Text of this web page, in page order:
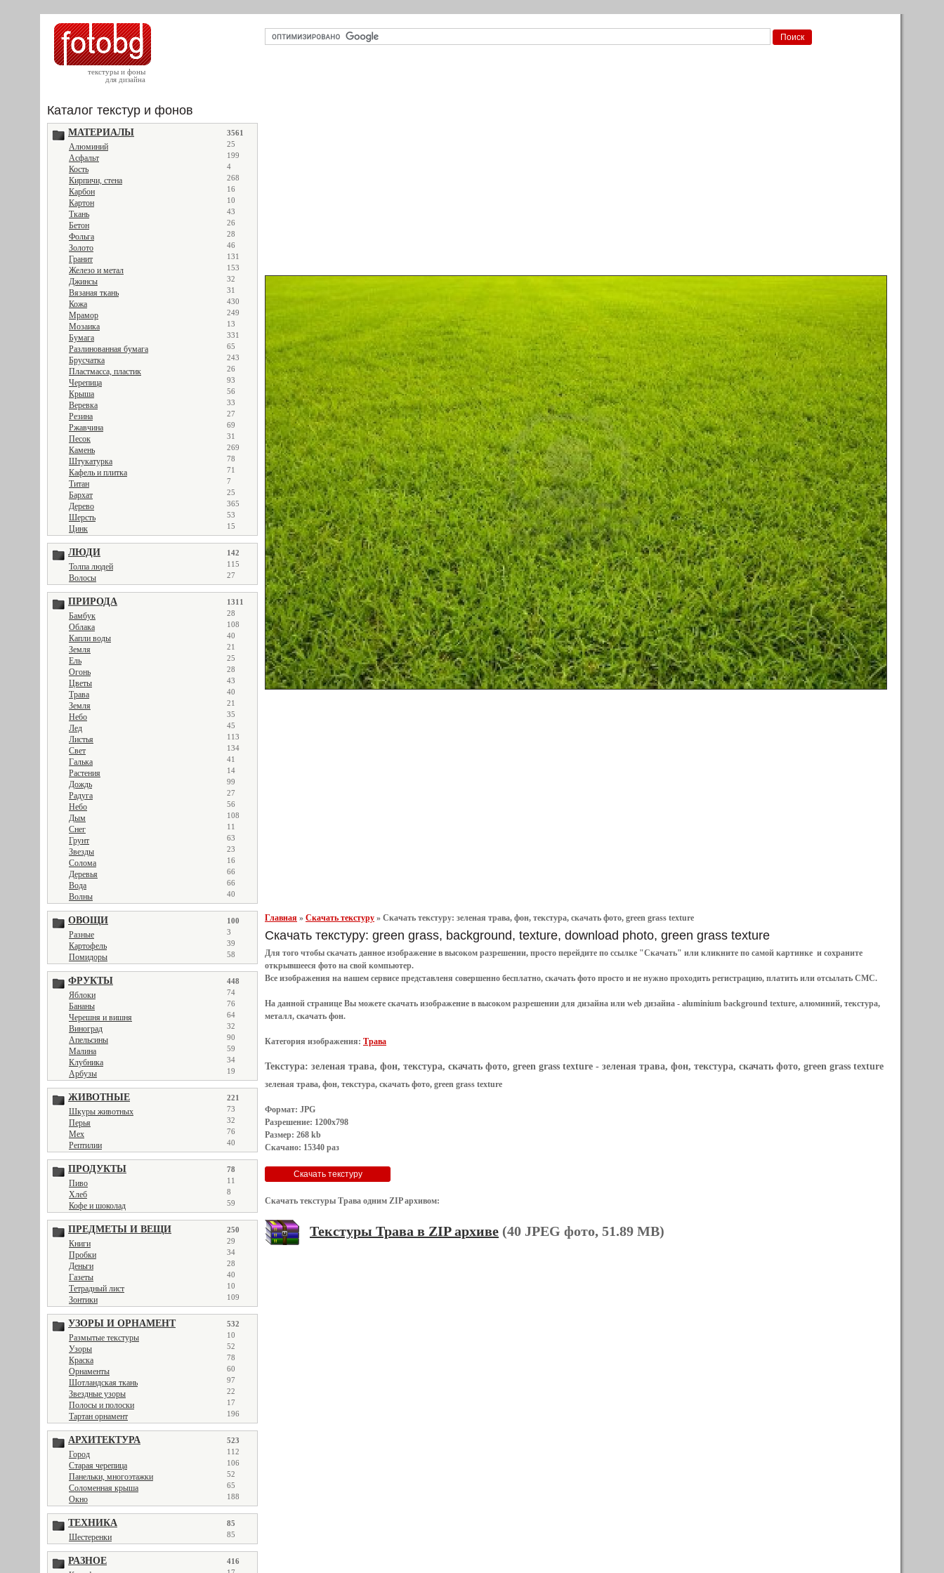
текстуры и фоны
для дизайна
Каталог текстур и фонов
МАТЕРИАЛЫ 3561
Алюминий 25
Асфальт 199
Кость 4
Кирпичи, стена 268
Карбон 16
Картон 10
Ткань 43
Бетон 26
Фольга 28
Золото 46
Гранит 131
Железо и метал 153
Джинсы 32
Вязаная ткань 31
Кожа 430
Мрамор 249
Мозаика 13
Бумага 331
Разлинованная бумага 65
Брусчатка 243
Пластмасса, пластик 26
Черепица 93
Крыша 56
Веревка 33
Резина 27
Ржавчина 69
Песок 31
Камень 269
Штукатурка 78
Кафель и плитка 71
Титан 7
Бархат 25
Дерево 365
Шерсть 53
Цинк 15
ЛЮДИ 142
Толпа людей 115
Волосы 27
ПРИРОДА 1311
Бамбук 28
Облака 108
Капли воды 40
Земля 21
Ель 25
Огонь 28
Цветы 43
Трава 40
Земля 21
Небо 35
Лед 45
Листья 113
Свет 134
Галька 41
Растения 14
Дождь 99
Радуга 27
Небо 56
Дым 108
Снег 11
Грунт 63
Звезды 23
Солома 16
Деревья 66
Вода 66
Волны 40
ОВОЩИ 100
Разные 3
Картофель 39
Помидоры 58
ФРУКТЫ 448
Яблоки 74
Бананы 76
Черешня и вишня 64
Виноград 32
Апельсины 90
Малина 59
Клубника 34
Арбузы 19
ЖИВОТНЫЕ 221
Шкуры животных 73
Перья 32
Мех 76
Рептилии 40
ПРОДУКТЫ 78
Пиво 11
Хлеб 8
Кофе и шоколад 59
ПРЕДМЕТЫ И ВЕЩИ 250
Книги 29
Пробки 34
Деньги 28
Газеты 40
Тетрадный лист 10
Зонтики 109
УЗОРЫ И ОРНАМЕНТ 532
Размытые текстуры 10
Узоры 52
Краска 78
Орнаменты 60
Шотландская ткань 97
Звездные узоры 22
Полосы и полоски 17
Тартан орнамент 196
АРХИТЕКТУРА 523
Город 112
Старая черепица 106
Панельки, многоэтажки 52
Соломенная крыша 65
Окно 188
ТЕХНИКА 85
Шестеренки 85
РАЗНОЕ 416
Главная » Скачать текстуру » Скачать текстуру: зеленая трава, фон, текстура, скачать фото, green grass texture
Скачать текстуру: green grass, background, texture, download photo, green grass texture
Для того чтобы скачать данное изображение в высоком разрешении, просто перейдите по ссылке "Скачать" или кликните по самой картинке и сохраните
открывшееся фото на свой компьютер.
Все изображения на нашем сервисе представленя совершенно бесплатно, скачать фото просто и не нужно проходить регистрацию, платить или отсылать СМС.
На данной странице Вы можете скачать изображение в высоком разрешении для дизайна или web дизайна - aluminium background texture, алюминий, текстура,
металл, скачать фон.
Категория изображения: Трава
Текстура: зеленая трава, фон, текстура, скачать фото, green grass texture - зеленая трава, фон, текстура, скачать фото, green grass texture
зеленая трава, фон, текстура, скачать фото, green grass texture
Формат: JPG
Разрешение: 1200x798
Размер: 268 kb
Скачано: 15340 раз
Скачать текстуры Трава одним ZIP архивом:
Текстуры Трава в ZIP архиве (40 JPEG фото, 51.89 MB)